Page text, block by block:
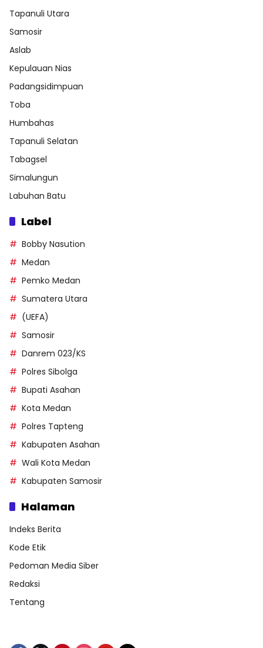
Tapanuli Utara
Samosir
Aslab
Kepulauan Nias
Padangsidimpuan
Toba
Humbahas
Tapanuli Selatan
Tabagsel
Simalungun
Labuhan Batu
Label
Bobby Nasution
Medan
Pemko Medan
Sumatera Utara
(UEFA)
Samosir
Danrem 023/KS
Polres Sibolga
Bupati Asahan
Kota Medan
Polres Tapteng
Kabupaten Asahan
Wali Kota Medan
Kabupaten Samosir
Halaman
Indeks Berita
Kode Etik
Pedoman Media Siber
Redaksi
Tentang